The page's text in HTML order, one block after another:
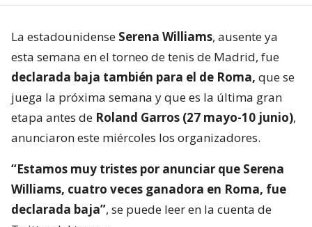
La estadounidense Serena Williams, ausente ya
esta semana en el torneo de tenis de Madrid, fue
declarada baja también para el de Roma, que se
juega la próxima semana y que es la última gran
etapa antes de Roland Garros (27 mayo-10 junio),
anunciaron este miércoles los organizadores.
“Estamos muy tristes por anunciar que Serena
Williams, cuatro veces ganadora en Roma, fue
declarada baja”, se puede leer en la cuenta de